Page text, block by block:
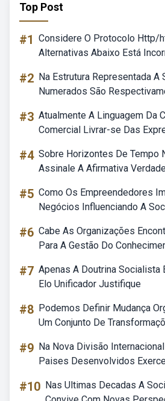
Top Post
#1 Considere O Protocolo Http/
Alternativas Abaixo Está
#2 Na Estrutura Representada A
Numerados São
#3 Atualmente A Linguagem Da
Comercial Livrar-se Das
#4 Sobre Horizontes De Tempo
Assinale A Afirmativa
#5 Como Os Empreendedores
Negócios Influenciando A
#6 Cabe As Organizações
Para A Gestão Do
#7 Apenas A Doutrina Socialista
Elo Unificador Justifique
#8 Podemos Definir Mudança
Um Conjunto De
#9 Na Nova Divisão
Paises Desenvolvidos
#10 Nas Ultimas Decadas A